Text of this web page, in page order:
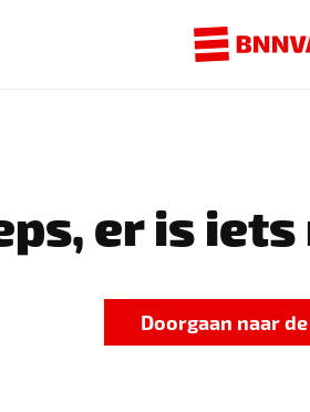
er is
Doorgaan naar